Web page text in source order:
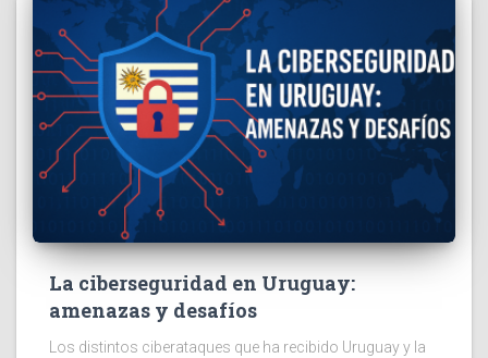
La ciberseguridad en Uruguay:
amenazas y desafíos
Los distintos ciberataques que ha recibido Uruguay y la